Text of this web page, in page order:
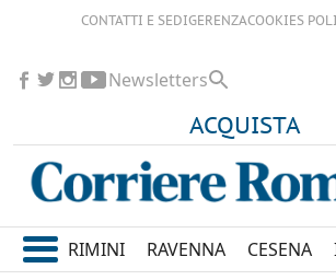
CONTATTI E SEDIGERENZACOOKIES
ACQUISTA
Newsletters
RIMINI RAVENNA CESENA